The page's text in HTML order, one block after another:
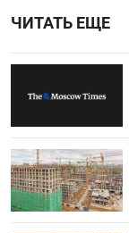
ЧИТАТЬ ЕЩЕ